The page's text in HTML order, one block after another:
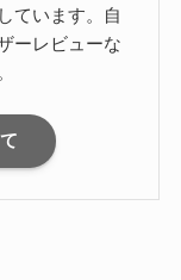
ています。自
ーレビューな